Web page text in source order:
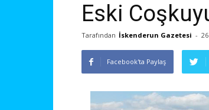
Eski
Tarafından İskenderun Gazetesi -
Facebook'ta Paylaş